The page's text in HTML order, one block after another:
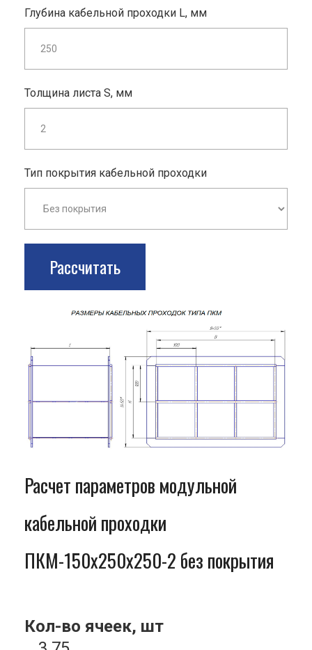
Глубина кабельной проходки L, мм
Толщина листа S, мм
Тип покрытия кабельной проходки
Рассчитать
Расчет параметров модульной
кабельной проходки
ПКМ-150x250x250-2 без покрытия
Кол-во ячеек, шт